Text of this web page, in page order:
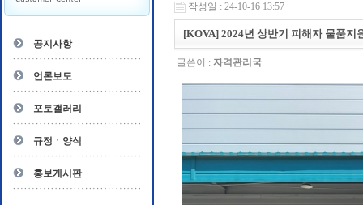
- 피해상담사 1급
- 전문수련감독자
- 전문수련기관
자격심사
자격유지교육
자격복원
공지사항
언론보도
포토갤러리
규정ㆍ양식
홍보게시판
작성일 : 24-10-16 13:57
[KOVA] 2024년 상반기 피해자 물품지
글쓴이 : 자격관리국